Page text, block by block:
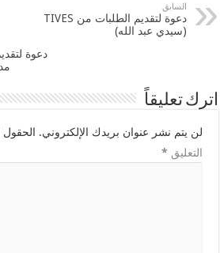
السابق
دعوة لتقديم الطلبات من TIVES
(سيدي عبد الله)
دعوة
اترك تعليقاً
لن يتم نشر عنوان بريدك الإلكتروني. الحقول
التعليق *